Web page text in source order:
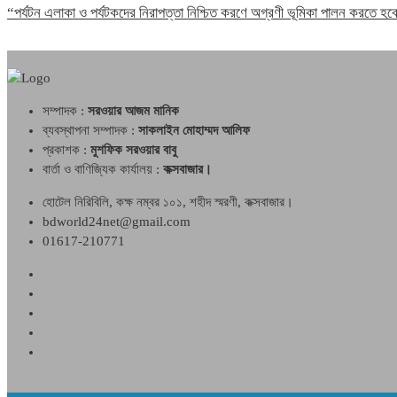
“পর্যটন এলাকা ও পর্যটকদের নিরাপত্তা নিশ্চিত করণে অগ্রণী ভূমিকা পালন করতে
সম্পাদক : সরওয়ার আজম মানিক
ব্যবস্থাপনা সম্পাদক : সাকলাইন মোহাম্মদ আলিফ
প্রকাশক : মুশফিক সরওয়ার বাবু
বার্তা ও বাণিজ্যিক কার্যালয় : কক্সবাজার।
হোটেল নিরিবিলি, কক্ষ নম্বর ১০১, শহীদ স্মরণী, কক্সবাজার।
bdworld24net@gmail.com
01617-210771